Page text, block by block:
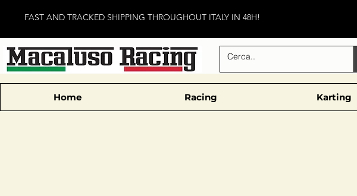
FAST AND TRACKED SHIPPING THROUGHOUT ITALY IN 48H!
Home Racing Karting